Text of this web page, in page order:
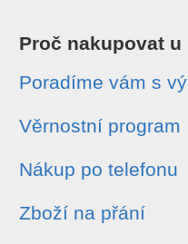
Proč nakupovat u
Poradíme vám s
Věrnostní program
Nákup po telefonu
Zboží na přání